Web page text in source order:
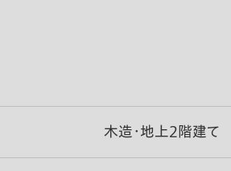
木造・地上2階建て